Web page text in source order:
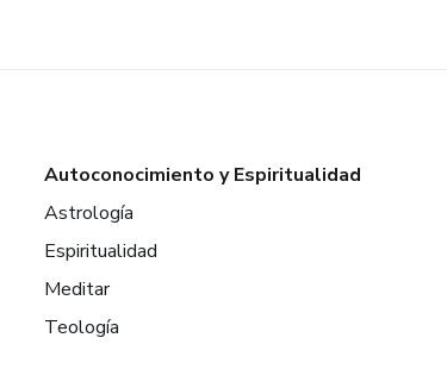
Autoconocimiento y Espiritualidad
Astrología
Espiritualidad
Meditar
Teología